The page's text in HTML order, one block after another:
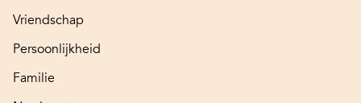
Vriendschap
Persoonlijkheid
Familie